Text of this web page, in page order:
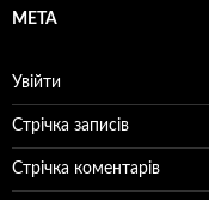
МЕТА
Увійти
Стрічка записів
Стрічка коментарів